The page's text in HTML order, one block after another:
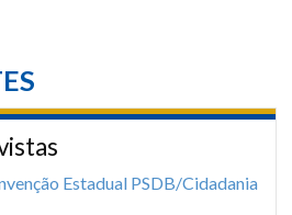
Estadual PSDB/Cidadania